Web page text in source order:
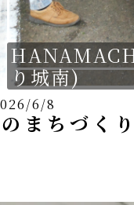
り城南)
6/8
まちづく